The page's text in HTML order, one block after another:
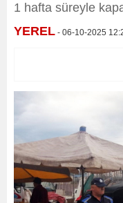
1 hafta süreyle
YEREL - 06-10-2025